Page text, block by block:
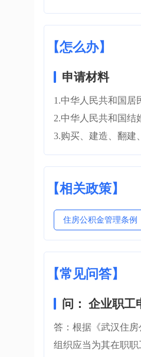
【怎么办】
申请材料
1.中华人民共和国居
2.中华人民共和国结
3.购买、建造、翻建
【相关政策】
住房公积金管理条例
【常见问答】
问： 企业职工
答：根据《武汉住
组织应当为其在职